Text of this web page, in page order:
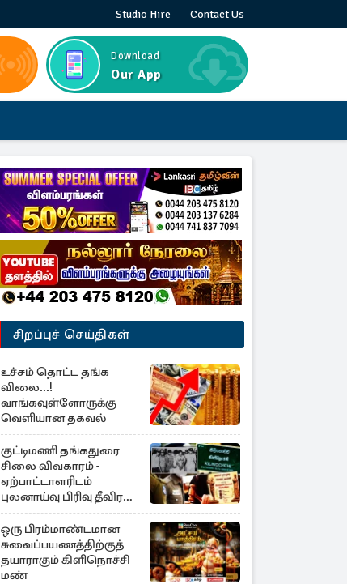
Studio Hire Contact Us
Download
Our App
சிறப்புச் செய்திகள்
உச்சம் தொட்ட தங்க
விலை...!
வாங்கவுள்ளோருக்கு
வெளியான தகவல்
குட்டிமணி தங்கதுரை
சிலை விவகாரம் -
ஏற்பாட்டாளரிடம்
புலனாய்வு பிரிவு தீவிர
விசாரணை
ஒரு பிரம்மாண்டமான
சுவைப்பயணத்திற்குத்
தயாராகும் கிளிநொச்சி
மண்